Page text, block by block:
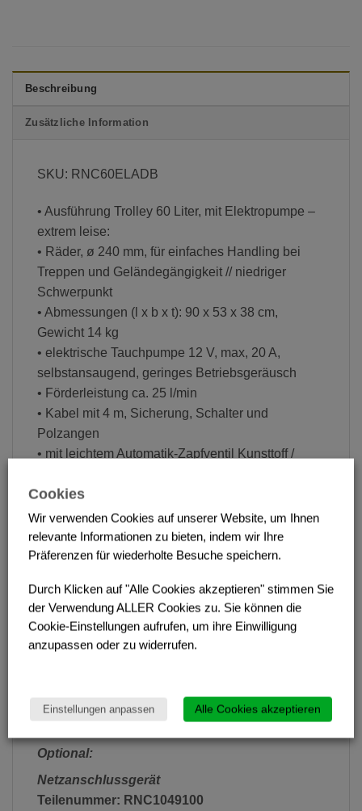
Beschreibung
Zusätzliche Information
SKU: RNC60ELADB
• Ausführung Trolley 60 Liter, mit Elektropumpe –
extrem leise:
• Räder, ø 240 mm, für einfaches Handling bei
Treppen und Geländegängigkeit // niedriger
Schwerpunkt
• Abmessungen (l x b x t): 90 x 53 x 38 cm,
Gewicht 14 kg
• elektrische Tauchpumpe 12 V, max, 20 A,
selbstansaugend, geringes Betriebsgeräusch
• Förderleistung ca. 25 l/min
• Kabel mit 4 m, Sicherung, Schalter und
Polzangen
• mit leichtem Automatik-Zapfventil Kunsttoff /
• Zapfschlauch 2,9 m
• Geprüfter, blauer Polyethylen-Behälter mit
Schwallwand,integrierten Hand- und Tragegriffen
• Füllstutzen mit integrierter Be-u. Entlüftung
Behälters möglich
• Entnahmeleitung mit Absperrhahn – beim
Transport lässt sich der Behälter über den Hahn
komplett verschließen
Schutz für den Zapfschlauch
• Integrierter Zapfpistolenhalter
Optional:
Netzanschlussgerät
Teilenummer: RNC1049100
Cookies
Wir verwenden Cookies auf unserer Website, um Ihnen
relevante Informationen zu bieten, indem wir Ihre
Präferenzen für wiederholte Besuche speichern.
Durch Klicken auf "Alle Cookies akzeptieren" stimmen Sie
der Verwendung ALLER Cookies zu. Sie können die
Cookie-Einstellungen aufrufen, um ihre Einwilligung
anzupassen oder zu widerrufen.
Einstellungen anpassen Alle Cookies akzeptieren